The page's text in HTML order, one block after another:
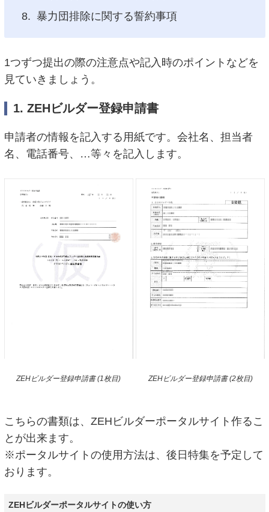
暴力団排除に関する誓約事項
1つずつ提出の際の注意点や記入時のポイントなどを
見ていきましょう。
1. ZEHビルダー登録申請書
申請者の情報を記入する用紙です。会社名、担当者
名、電話番号、…等々を記入します。
ZEHビルダー登録申請書 (1枚目) ZEHビルダー登録申請書 (2枚目)
こちらの書類は、ZEHビルダーポータルサイト作るこ
とが出来ます。
※ポータルサイトの使用方法は、後日特集を予定して
おります。
ZEHビルダーポータルサイトの使い方